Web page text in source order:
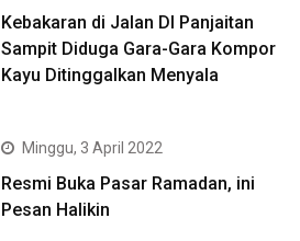
Kebakaran di Jalan DI Panjaitan
Sampit Diduga Gara-Gara Kompor
Kayu Ditinggalkan Menyala
Minggu, 3 April 2022
Resmi Buka Pasar Ramadan, ini
Pesan Halikin